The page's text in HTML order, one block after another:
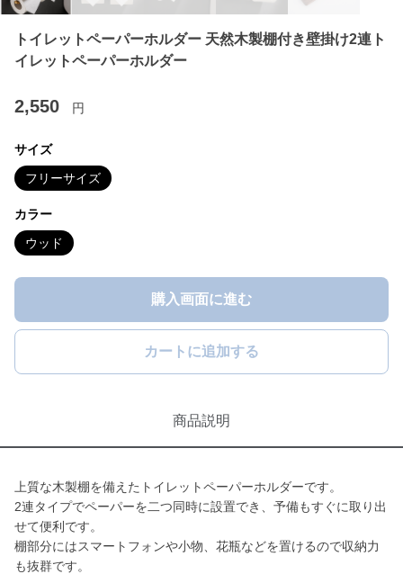
トイレットペーパーホルダー 天然木製棚付き壁掛け2連ト
イレットペーパーホルダー
2,550 円
サイズ
フリーサイズ
カラー
ウッド
購入画面に進む
カートに追加する
商品説明
上質な木製棚を備えたトイレットペーパーホルダーです。
2連タイプでペーパーを二つ同時に設置でき、予備もすぐに取り出
せて便利です。
棚部分にはスマートフォンや小物、花瓶などを置けるので収納力
も抜群です。